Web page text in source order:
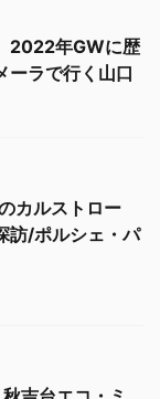
2022年GWに歴
ーラで行く山口
カルストロー
訪/ポルシェ・パ